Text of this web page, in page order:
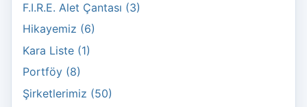
F.I.R.E. Alet Çantası (3)
Hikayemiz (6)
Kara Liste (1)
Portföy (8)
Şirketlerimiz (50)